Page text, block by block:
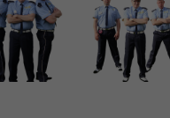
so nur bestimmte Cookies
Speichern